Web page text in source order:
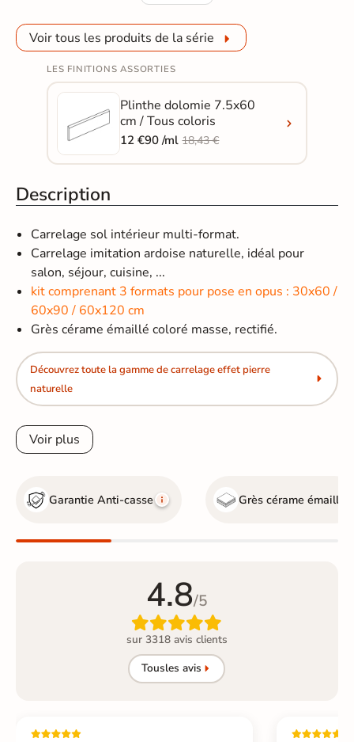
Voir tous les produits de la série
LES FINITIONS ASSORTIES
Plinthe dolomie 7.5x60
cm / Tous coloris
12 €90 /ml18,43 €
Description
Carrelage sol intérieur multi-format.
Carrelage imitation ardoise naturelle, idéal pour
salon, séjour, cuisine, ...
kit comprenant 3 formats pour pose en opus : 30x60 /
60x90 / 60x120 cm
Grès cérame émaillé coloré masse, rectifié.
Découvrez toute la gamme de carrelage effet pierre
naturelle
Voir plus
Garantie Anti-casse Grès cérame émaillé
4.8/5

sur 3318 avis clients
Tousles avis